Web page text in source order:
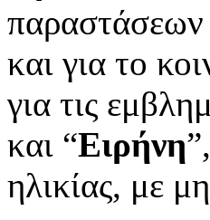
παραστάσεων
και για το
για τις
και “Ειρήνη
ηλικίας, με